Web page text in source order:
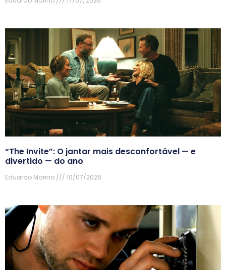
“The Invite”: O jantar mais desconfortável — e
divertido — do ano
Eduardo Marino 10/07/2026